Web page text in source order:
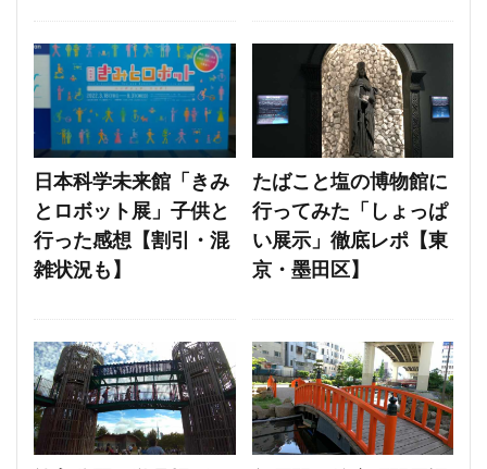
日本科学未来館「きみ
とロボット展」子供と
行った感想【割引・混
雑状況も】
たばこと塩の博物館に
行ってみた「しょっぱ
い展示」徹底レポ【東
京・墨田区】